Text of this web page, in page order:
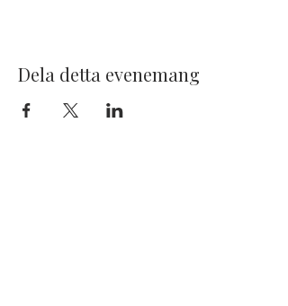
Dela detta evenemang